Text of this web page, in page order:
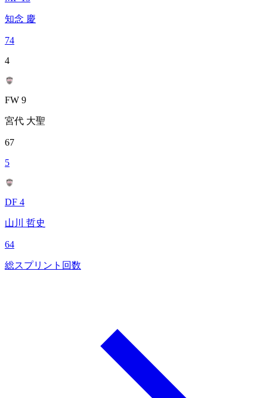
知念 慶
74
4
FW 9
宮代 大聖
67
5
DF 4
山川 哲史
64
総スプリント回数